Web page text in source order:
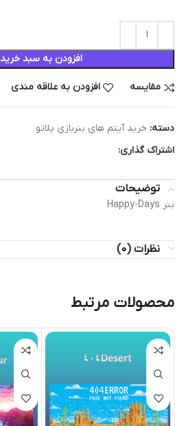
افزودن به سبد خرید
مقایسه افزودن به علاقه مندی
دسته: خرید آیتم های بنربازی پلاتو
اشتراک گذاری:
توضیحات
بنر Happy-Days
نظرات (0)
محصولات مرتبط